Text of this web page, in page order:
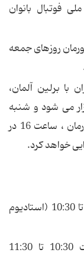
فوتبال بانوان
روزهای جمعه
با برلین آلمان،
می شود و شنبه
نهم اردیبهشت نیز تیم ملی بزرگسالان كشورمان ، ساعت 16 در
خواهد كرد.
تمرین تیم ملی جوانان ایران از ساعت 9:30 تا 10:30 (استادیوم
تمرین تیم ملی بزرگسالان ایران از ساعت 10:30 تا 11:30